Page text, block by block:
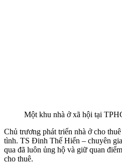
Một khu nhà ở xã hội tại
Chủ trương phát triển nhà ở cho
tình. TS Đinh Thế Hiển – chuyên
qua đã luôn ủng hộ và giữ quan
cho thuê.